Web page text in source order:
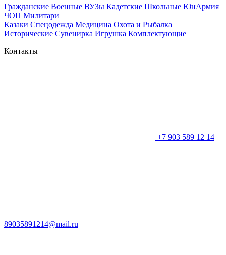
Гражданские Военные ВУЗы Кадетские Школьные ЮнАрмия
ЧОП Милитари
Казаки Спецодежда Медицина Охота и Рыбалка
Исторические Сувенирка Игрушка Комплектующие
Контакты
+7 903 589 12 14
89035891214@mail.ru